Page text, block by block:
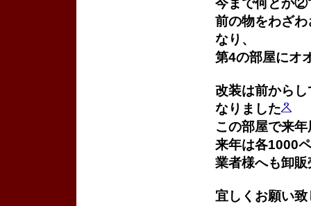
今まで何とか②
前の物をわざ
なり、
第4の部屋にオ
改装は前から
なりました
この部屋で来
来年は各1000
業者様へも卸
宜しくお願い